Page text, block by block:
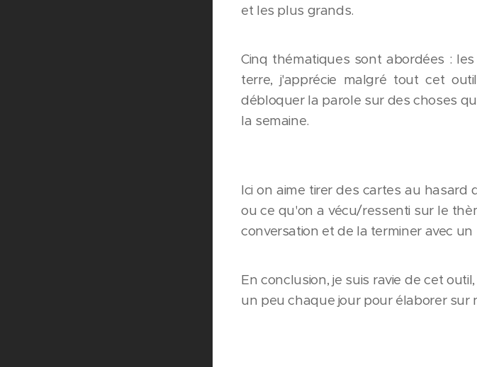
et les plus grands.
Cinq thématiques sont abordées :
terre, j'apprécie malgré tout cet
débloquer la parole sur des choses
la semaine.
Ici on aime tirer des cartes au
ou ce qu'on a vécu/ressenti sur le
conversation et de la terminer avec
En conclusion, je suis ravie de cet
un peu chaque jour pour élaborer sur